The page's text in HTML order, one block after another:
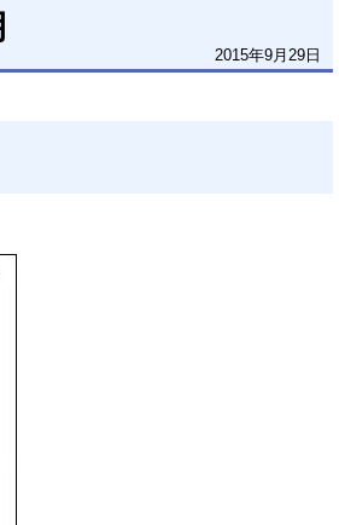
2015年9月29日